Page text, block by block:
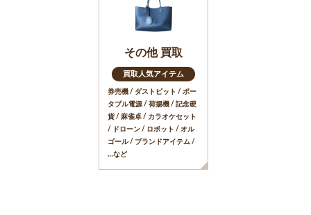
その他 買取
買取人気アイテム
券売機 / ダストピット / ポー
タブル電源 / 荷揚機 / 記念硬
貨 / 麻雀卓 / カラオケセット
/ ドローン / ロボット / オル
ゴール / ブランドアイテム /
…など